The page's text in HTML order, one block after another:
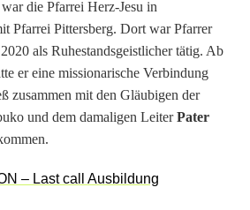
die Pfarrei Herz-Jesu in
Pfarrei Pittersberg. Dort war Pfarrer
als Ruhestandsgeistlicher tätig. Ab
er eine missionarische Verbindung
zusammen mit den Gläubigen der
und dem damaligen LeiterPater